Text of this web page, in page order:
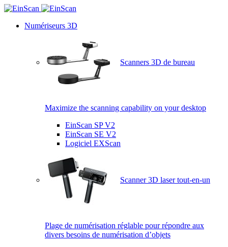
Numériseurs 3D
Scanners 3D de bureau
Maximize the scanning capability on your desktop
EinScan SP V2
EinScan SE V2
Logiciel EXScan
Scanner 3D laser tout-en-un
Plage de numérisation réglable pour répondre aux
divers besoins de numérisation d’objets